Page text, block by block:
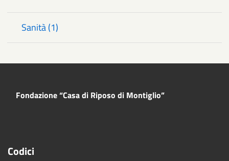
Sanità (1)
Fondazione “Casa di Riposo di Montiglio”
Codici